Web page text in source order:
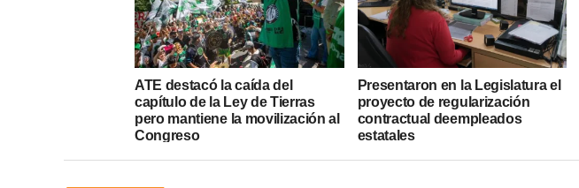
ATE destacó la caída del
capítulo de la Ley de Tierras
pero mantiene la movilización al
Congreso
Presentaron en la Legislatura el
proyecto de regularización
contractual deempleados
estatales